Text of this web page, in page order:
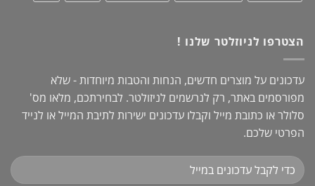
הצטרפו לניוזלטר שלנו !
עדכונים על מוצרים חדשים, הנחות והטבות מיוחדות - שלא
מפורסמים באתר, רק לנרשמים לניזולטר. לבחירתכם, מלאו מס'
סלולר או כתובת מייל וקבלו עדכונים ישירות לתיבת המייל או לנייד
הפרטי שלכם.